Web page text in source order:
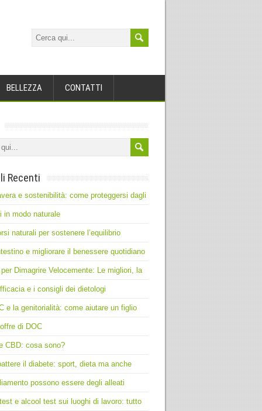
BELLEZZA CONTATTI
Recenti
e sostenibilità: come proteggersi dagli
in modo naturale
naturali per sostenere l’equilibrio
e migliorare il benessere quotidiano
Dimagrire Velocemente: Le migliori, la
e i consigli dei dietologi
e la genitorialità: come aiutare un figlio
di DOC
CBD: cosa sono?
il diabete: sport, dieta ma anche
possono essere degli alleati
e alcool test sui luoghi di lavoro: tutto